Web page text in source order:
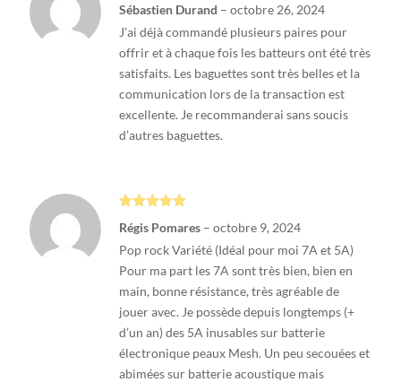
5
Sébastien Durand – octobre 26, 2024
J’ai déjà commandé plusieurs paires pour
offrir et à chaque fois les batteurs ont été très
satisfaits. Les baguettes sont très belles et la
communication lors de la transaction est
excellente. Je recommanderai sans soucis
d’autres baguettes.
5
Régis Pomares – octobre 9, 2024
Pop rock Variété (Idéal pour moi 7A et 5A)
Pour ma part les 7A sont très bien, bien en
main, bonne résistance, très agréable de
jouer avec. Je possède depuis longtemps (+
d’un an) des 5A inusables sur batterie
électronique peaux Mesh. Un peu secouées et
abimées sur batterie acoustique mais